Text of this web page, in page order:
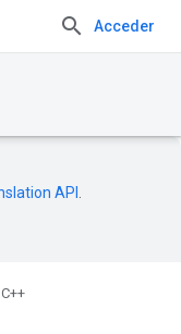
Acceder
API
C++